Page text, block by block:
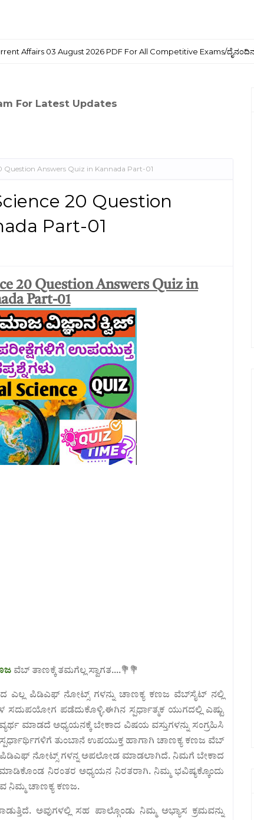
Affairs 03 August 2026 PDF For All Competitive Exams/
For Latest Updates
Question Answers Quiz in Kannada Part-01
20 Question
Part-01
20 Question Answers Quiz in
Part-01
ವೆಬ್ ತಾಣಕ್ಕೆ ತಮಗೆಲ್ಲ ಸ್ವಾಗತ....💐 💐
ಎಲ್ಲ ಪಿಡಿಎಫ್ ನೋಟ್ಸ್ ಗಳನ್ನು ಚಾಣಕ್ಯ ಕಣಜ ವೆಬ್‌ಸೈಟ್ ನಲ್ಲಿ
ಸದುಪಯೋಗ ಪಡೆದುಕೊಳ್ಳಿ.ಈಗಿನ ಸ್ಪರ್ಧಾತ್ಮಕ ಯುಗದಲ್ಲಿ ಎಷ್ಟು
ಮಾಡದೆ ಅಧ್ಯಯನಕ್ಕೆ ಬೇಕಾದ ವಿಷಯ ವಸ್ತುಗಳನ್ನು ಸಂಗ್ರಹಿಸಿ
ತುಂಬಾನೆ ಉಪಯುಕ್ತ ಹಾಗಾಗಿ ಚಾಣಕ್ಯ ಕಣಜ ವೆಬ್
ಪಿಡಿಎಫ್ ನೋಟ್ಸ್ ಗಳನ್ನ ಅಪಲೋಡ ಮಾಡಲಾಗಿದೆ. ನಿಮಗೆ ಬೇಕಾದ
ನಿರಂತರ ಅಧ್ಯಯನ ನಿರತರಾಗಿ. ನಿಮ್ಮ ಭವಿಷ್ಯಕ್ಕೊಂದು
ನಿಮ್ಮ ಚಾಣಕ್ಯ ಕಣಜ.
ಅವುಗಳಲ್ಲಿ ಸಹ ಪಾಲ್ಗೊಂಡು ನಿಮ್ಮ ಅಭ್ಯಾಸ ಕ್ರಮವನ್ನು